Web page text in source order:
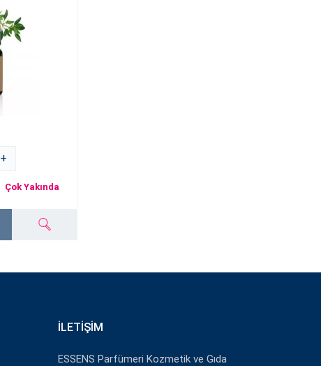
+
Çok Yakında
İLETIŞIM
ESSENS Parfümeri Kozmetik ve Gıda